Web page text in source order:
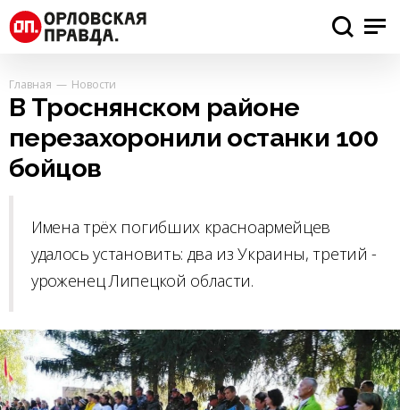
Главная Новости
В Троснянском районе
перезахоронили останки 100
бойцов
Имена трёх погибших красноармейцев
удалось установить: два из Украины, третий -
уроженец Липецкой области.